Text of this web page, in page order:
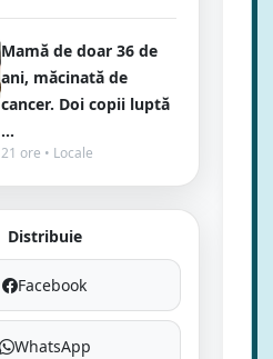
Mamă de doar 36 de
ani, măcinată de
cancer. Doi copii luptă
...
21 ore • Locale
Distribuie
Facebook
WhatsApp